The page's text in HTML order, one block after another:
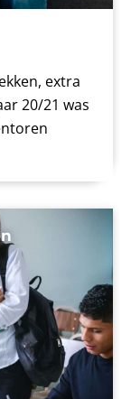
extra
20/21 was